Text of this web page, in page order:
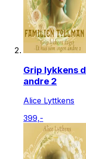
Grip lykkens
andre 2
Alice Lyttkens
399,-